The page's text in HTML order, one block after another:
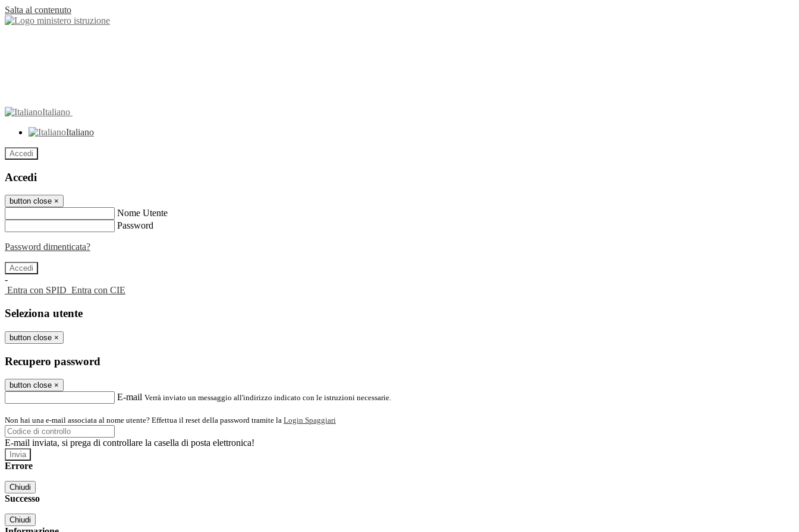
Salta al contenuto
Italiano
Italiano
Accedi
Accedi
button close ×
Nome Utente
Password
Password dimenticata?
-
Entra con SPID Entra con CIE
Seleziona utente
button close ×
Recupero password
button close ×
E-mail Verrà inviato un messaggio all'indirizzo indicato con le istruzioni necessarie.
Non hai una e-mail associata al nome utente? Effettua il reset della password tramite la Login Spaggiari
E-mail inviata, si prega di controllare la casella di posta elettronica!
Errore
Chiudi
Successo
Chiudi